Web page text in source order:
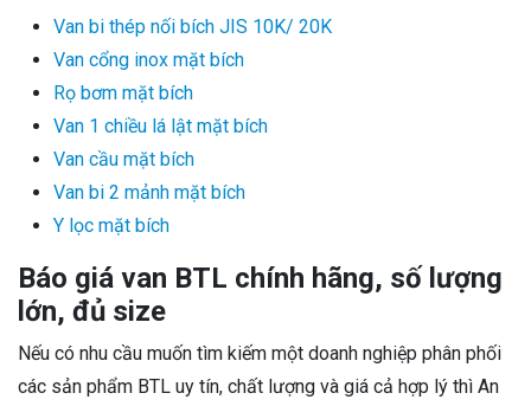
Van bi thép nối bích JIS 10K/ 20K
Van cổng inox mặt bích
Rọ bơm mặt bích
Van 1 chiều lá lật mặt bích
Van cầu mặt bích
Van bi 2 mảnh mặt bích
Y lọc mặt bích
Báo giá van BTL chính hãng, số lượng
lớn, đủ size
Nếu có nhu cầu muốn tìm kiếm một doanh nghiệp phân phối
các sản phẩm BTL uy tín, chất lượng và giá cả hợp lý thì An